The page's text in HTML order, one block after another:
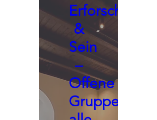
Erforschen
&
Sein
–
Offene
Gruppe,